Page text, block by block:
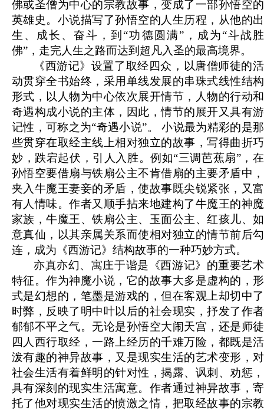
佛或圣僧为中心的宗教故事，变成了一部孙悟空的
英雄史。小说描写了孙悟空的人生历程，从他的出
生、成长、奋斗，到“功德圆满”，成为“斗战胜
佛”，走完人生之路而达到超凡入圣的最高境界。
《西游记》设置了取经四众，以唐僧师徒的活
动贯穿全书始终，采用单线发展的串珠式线性结构
形式，以人物为中心依次展开情节，人物的行动和
奇遇构成小说的主体，因此，情节的展开又具有游
记性，可称之为“奇遇小说”。 小说最为精彩的是那
些贯穿在取经主线上相对独立的故事，写得曲折巧
妙，跌宕起伏，引人入胜。例如“三调芭蕉扇”，在
孙悟空要借扇与铁扇公主不肯借扇的主要矛盾中，
夹入牛魔王妻妾的矛盾，使故事既尖锐紧张，又富
有人情味。作者又顺手拈来地建构了牛魔王的神魔
家族，牛魔王、铁扇公主、玉面公主、红孩儿、如
意真仙，以其亲属关系而使相对独立的情节前后勾
连，成为《西游记》结构故事的一种巧妙方式。
亦真亦幻、寓庄于谐是《西游记》的重要艺术
特征。作为神魔小说，它的故事大多是虚构的，形
式是幻想的，笔墨是游戏的，但在客观上却切中了
时弊，反映了明中叶以后的社会现实，抒发了作者
郁郁不平之气。无论是孙悟空大闹天宫，还是师徒
四人西行取经，一路上经历的千难万险，都既是活
泼有趣的神异故事，又是现实生活的艺术变形，对
社会生活有着鲜明的针对性，揭露、讽刺、劝惩，
具有深刻的现实生活寓意。作者通过神异故事，寄
托了他对现实生活的愤激之情，把取经故事的宗教